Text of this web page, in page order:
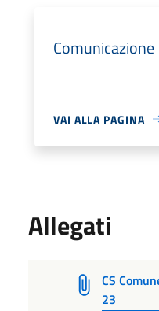
Comunicazione
VAI ALLA PAGINA
Allegati
CS
23